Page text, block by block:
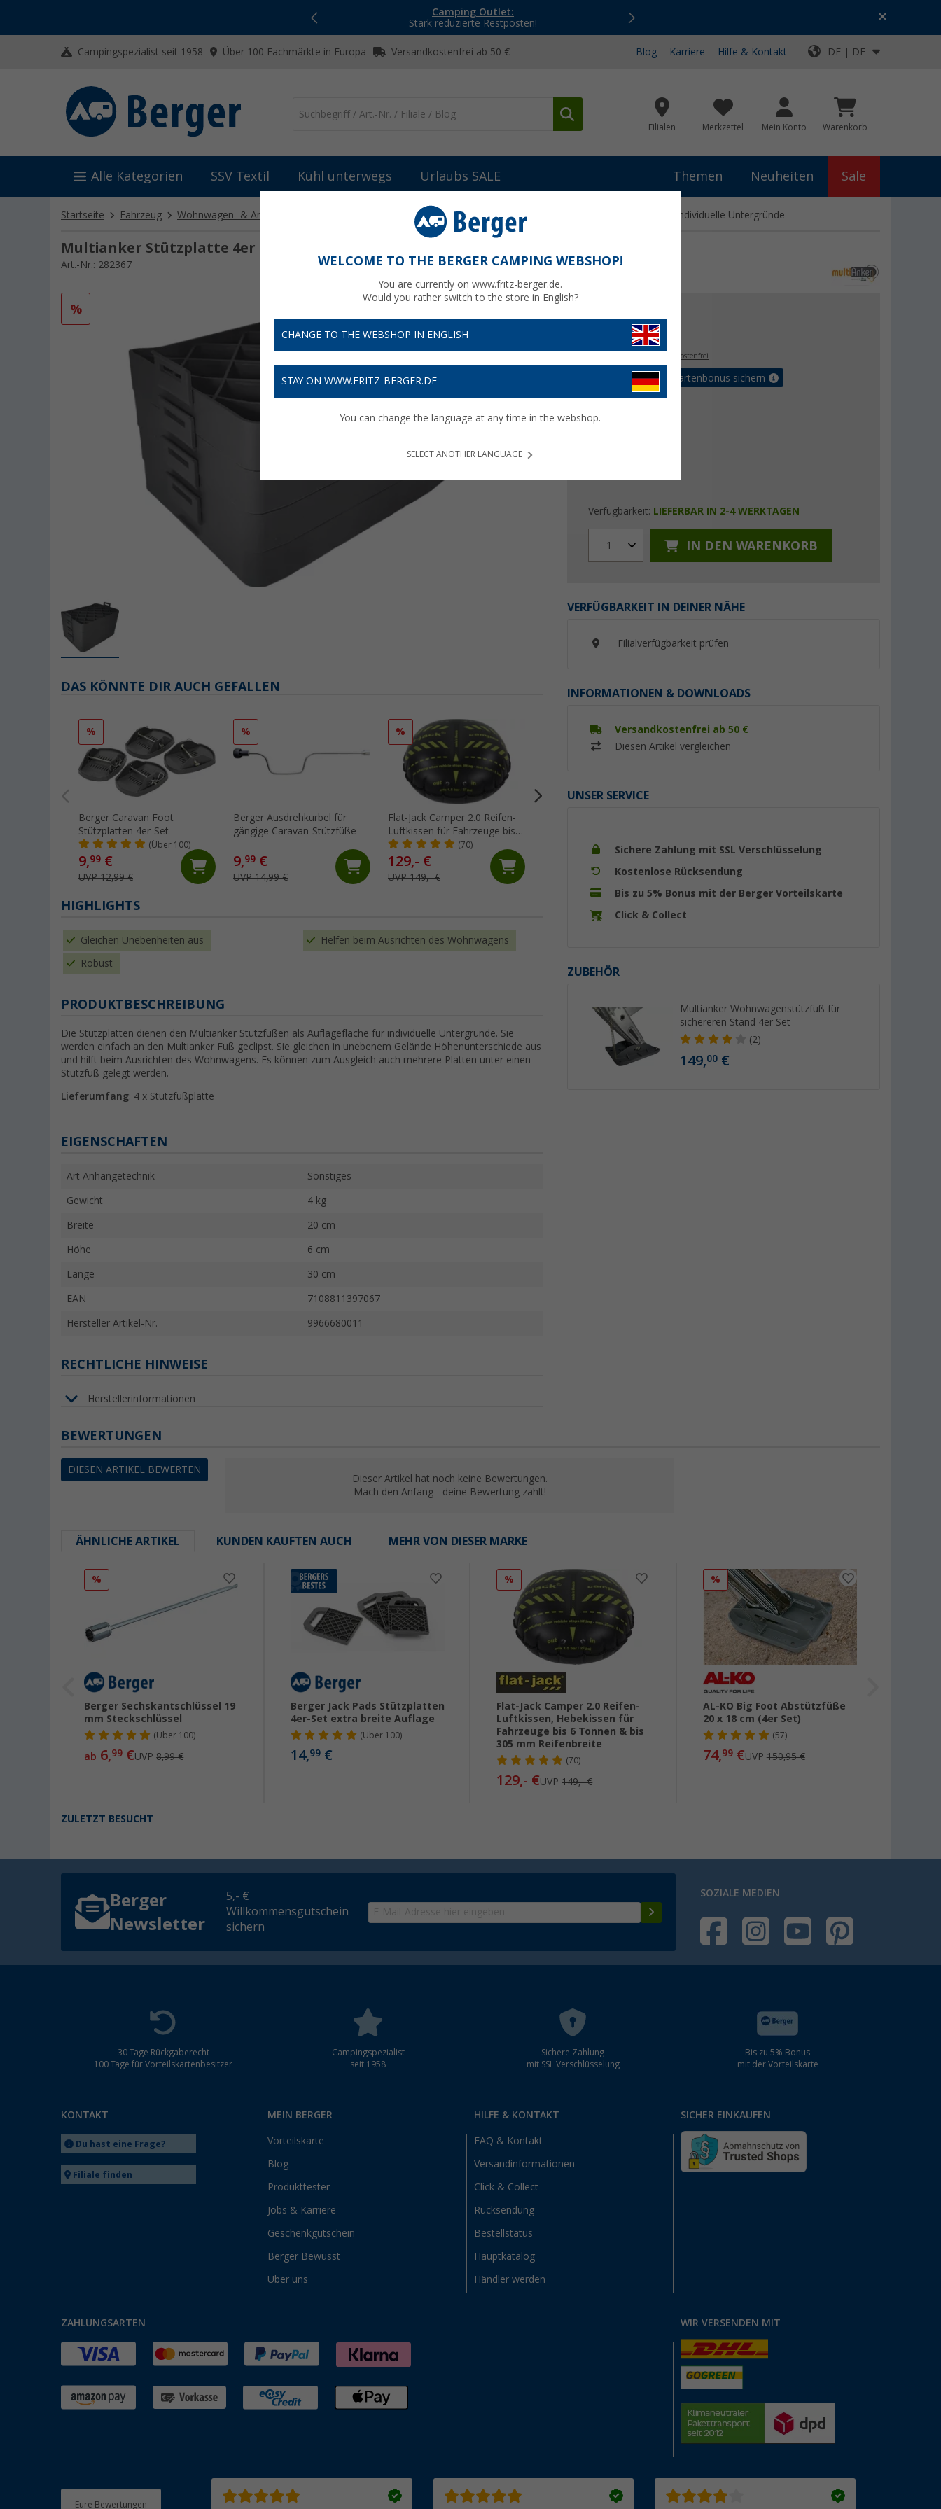
Camping Outlet:
Stark reduzierte Restposten!
Top-Deals für dein Abenteuer!
Campingspezialist seit 1958 Über 100 Fachmärkte in Europa Versandkostenfrei ab 50 € Blog Karriere Hilfe & Kontakt DE | DE
Filialen Merkzettel Mein Konto Warenkorb
Alle Kategorien SSV Textil Kühl unterwegs Urlaubs SALE Themen Neuheiten Sale
Startseite Fahrzeug Wohnwagen- & Anhängertechnik Stützen & Stützplatten Multianker Stützplatte 4er Set Auflagefläche für individuelle Untergründe
Multianker Stützplatte 4er Set Auflagefläche für individuelle Untergründe
Art.-Nr.: 282367
%
€
versandkostenfrei
Bis zu 5% Vorteilskartenbonus sichern
Verfügbarkeit: LIEFERBAR IN 2-4 WERKTAGEN
1 IN DEN WARENKORB
VERFÜGBARKEIT IN DEINER NÄHE
Filialverfügbarkeit prüfen
INFORMATIONEN & DOWNLOADS
Versandkostenfrei ab 50 €
Diesen Artikel vergleichen
UNSER SERVICE
Sichere Zahlung mit SSL Verschlüsselung
Kostenlose Rücksendung
Bis zu 5% Bonus mit der Berger Vorteilskarte
Click & Collect
ZUBEHÖR
Multianker Wohnwagenstützfuß für
sichereren Stand 4er Set
(2)
149,00 €
DAS KÖNNTE DIR AUCH GEFALLEN
%
Berger Caravan Foot
Stützplatten 4er-Set
(Über 100)
9,99 €
UVP 12,99 €
%
Berger Ausdrehkurbel für
gängige Caravan-Stützfüße
9,99 €
UVP 14,99 €
%
Flat-Jack Camper 2.0 Reifen-
Luftkissen für Fahrzeuge bis 6
Tonnen & bis 305 mm
Reifenbreite
(70)
129,- €
UVP 149,- €
Gesamtgewicht 6.000 kg für
Wohnwagen & Wohnmobil
(63)
UVP 159,- €
%
(36)
UVP 5,99 €
HIGHLIGHTS
Gleichen Unebenheiten aus Helfen beim Ausrichten des Wohnwagens
Robust
PRODUKTBESCHREIBUNG
Die Stützplatten dienen den Multianker Stützfüßen als Auflagefläche für individuelle Untergründe. Sie
werden einfach an den Multianker Fuß geclipst. Sie gleichen in unebenem Gelände Höhenunterschiede aus
und hilft beim Ausrichten des Wohnwagens. Es können zum Ausgleich auch mehrere Platten unter einen
Stützfuß gelegt werden.
Lieferumfang: 4 x Stützfußplatte
EIGENSCHAFTEN
Art Anhängetechnik Sonstiges
Gewicht 4 kg
Breite 20 cm
Höhe 6 cm
Länge 30 cm
EAN 7108811397067
Hersteller Artikel-Nr. 9966680011
RECHTLICHE HINWEISE
Herstellerinformationen
BEWERTUNGEN
DIESEN ARTIKEL BEWERTEN
Dieser Artikel hat noch keine Bewertungen.
Mach den Anfang - deine Bewertung zählt!
ÄHNLICHE ARTIKEL KUNDEN KAUFTEN AUCH MEHR VON DIESER MARKE
%
Berger Sechskantschlüssel 19
mm Steckschlüssel
(Über 100)
ab 6,99 €UVP8,99 €
Berger Jack Pads Stützplatten
4er-Set extra breite Auflage
(Über100)
14,99€
%
Flat-Jack Camper 2.0 Reifen-
Luftkissen, Hebekissen für
Fahrzeuge bis 6 Tonnen & bis
305 mm Reifenbreite
(70)
129,- €UVP149,- €
%
AL-KO Big Foot Abstützfüße
20 x 18 cm (4er Set)
(57)
74,99€UVP 150,95 €
ZULETZT BESUCHT
Berger
Newsletter
5,- €
Willkommensgutschein
sichern
SOZIALE MEDIEN
30 Tage Rückgaberecht
100 Tage für Vorteilskartenbesitzer
Campingspezialist
seit 1958
Sichere Zahlung
mit SSL Verschlüsselung
Bis zu 5% Bonus
mit der Vorteilskarte
KONTAKT
Du hast eine Frage?
Filiale finden
MEIN BERGER
Vorteilskarte
Blog
Produkttester
Jobs & Karriere
Geschenkgutschein
Berger Bewusst
Über uns
HILFE & KONTAKT
FAQ & Kontakt
Versandinformationen
Click & Collect
Rücksendung
Bestellstatus
Hauptkatalog
Händler werden
SICHER EINKAUFEN
ZAHLUNGSARTEN WIR VERSENDEN MIT
Eure Bewertungen
WELCOME TO THE BERGER CAMPING WEBSHOP!
You are currently on www.fritz-berger.de.
Would you rather switch to the store in English?
CHANGE TO THE WEBSHOP IN ENGLISH
STAY ON WWW.FRITZ-BERGER.DE
You can change the language at any time in the webshop.
SELECT ANOTHER LANGUAGE